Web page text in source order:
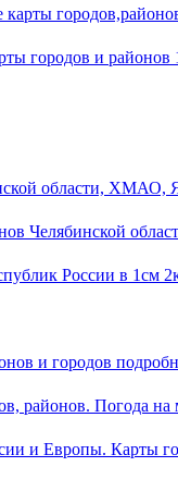
карты
городов и районов
области,
Челябинской
России в 1см
и городов
районов. Погода на
и Европы. Карты